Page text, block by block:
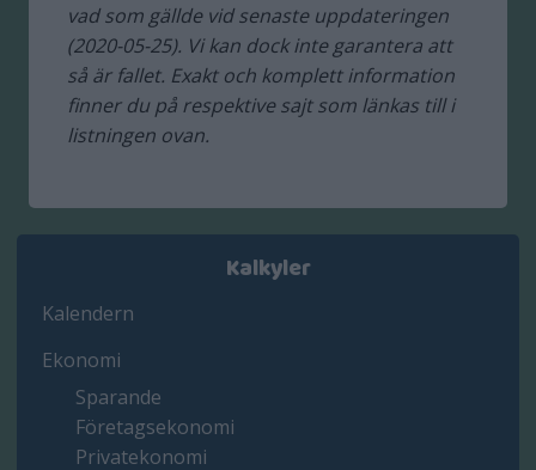
vad som gällde vid senaste uppdateringen
(2020-05-25). Vi kan dock inte garantera att
så är fallet. Exakt och komplett information
finner du på respektive sajt som länkas till i
listningen ovan.
Kalkyler
Kalendern
Ekonomi
Sparande
Företagsekonomi
Privatekonomi